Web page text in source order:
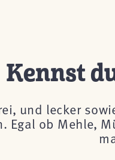
Kennst
und lecker
ob Mehle,